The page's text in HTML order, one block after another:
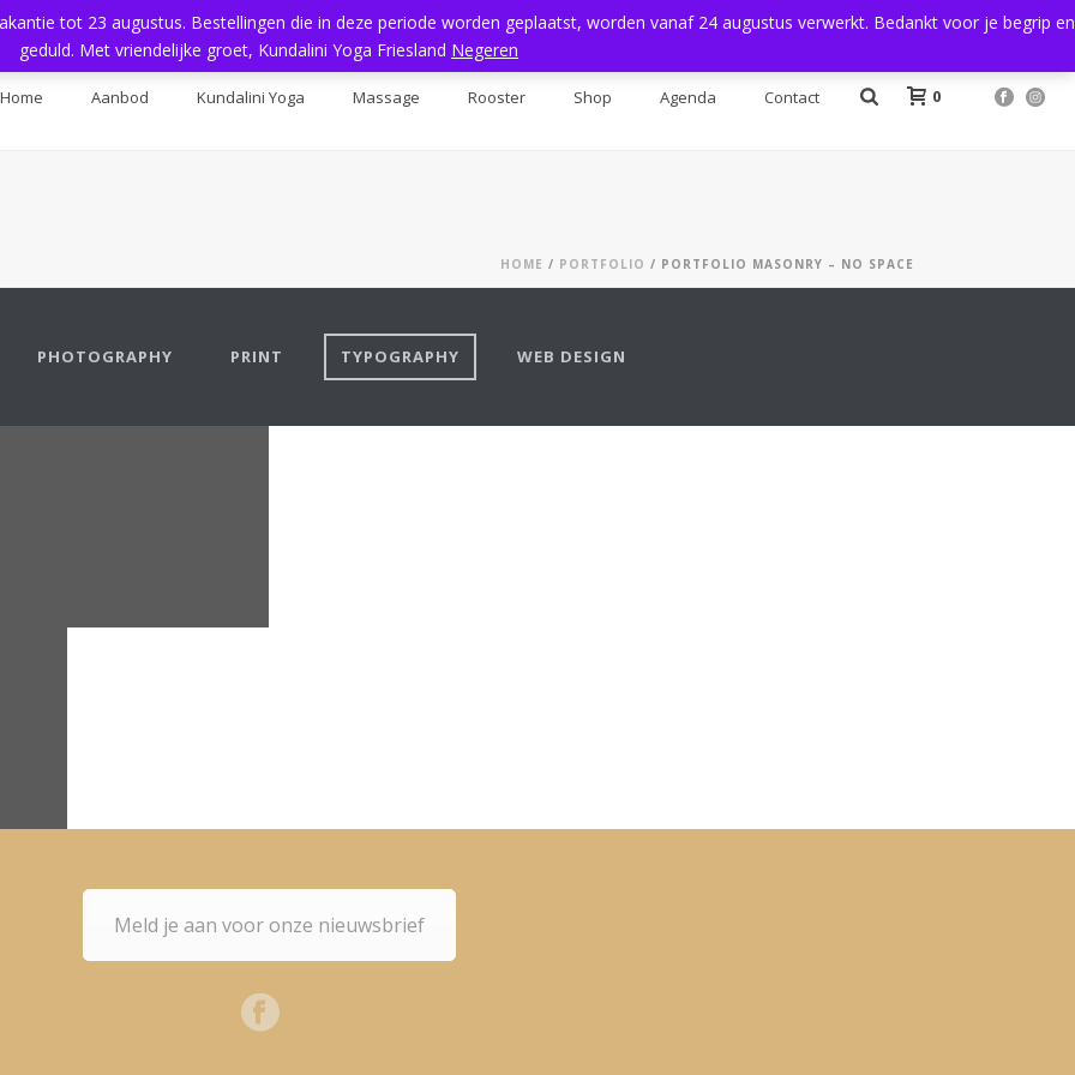
Login
Home Aanbod Kundalini Yoga Massage Rooster Shop Agenda Contact 0
HOME / PORTFOLIO / PORTFOLIO MASONRY – NO SPACE
PHOTOGRAPHY PRINT TYPOGRAPHY WEB DESIGN
Meld je aan voor onze nieuwsbrief
tot 23 augustus. Bestellingen die in deze periode worden geplaatst, worden vanaf 24 augustus verwerkt. Bedankt voor je begrip en
geduld. Met vriendelijke groet, Kundalini Yoga Friesland Negeren